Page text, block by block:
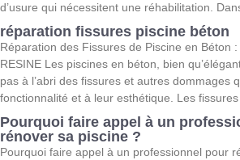
d’usure qui nécessitent une réhabilitation.
réparation fissures piscine béton
Réparation des Fissures de Piscine en Béton
RESINE Les piscines en béton, bien
pas à l’abri des fissures et autres dommages
fonctionnalité et à leur esthétique. Les fissures
Pourquoi faire appel à un
rénover sa piscine ?
Pourquoi faire appel à un professionnel pour